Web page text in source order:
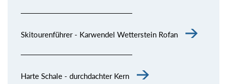
Skitourenführer - Karwendel Wetterstein Rofan
Harte Schale - durchdachter Kern